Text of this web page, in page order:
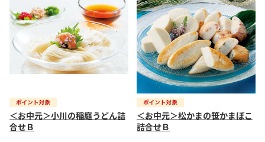
＜お中元＞小川の稲庭うどん詰
合せＢ
＜お中元＞松かまの笹かまぼこ
詰合せＢ